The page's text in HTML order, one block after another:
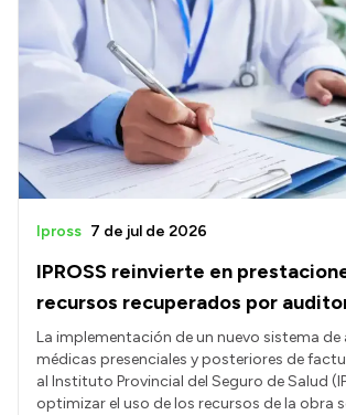
IPROSS reinvierte en
recursos recuperados por
Ipross 7 de jul de 2026
La implementación de un nuevo sistema
médicas presenciales y posteriores de
al Instituto Provincial del Seguro de Salud
optimizar el uso de los recursos de la obra